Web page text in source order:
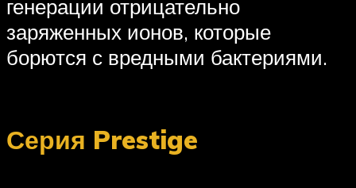
генерации отрицательно
заряженных ионов, которые
борются с вредными бактериями.
Серия Prestige